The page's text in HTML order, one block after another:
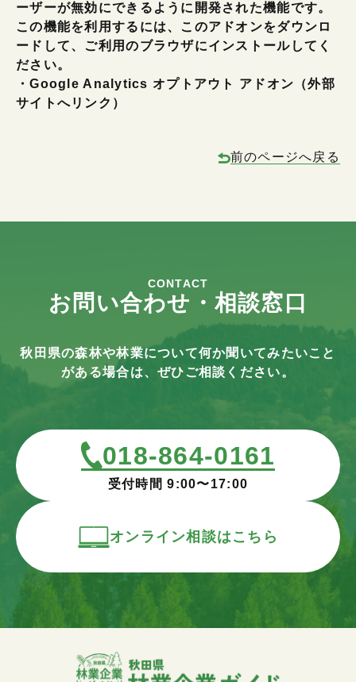
ーザーが無効にできるように開発された機能です。
この機能を利用するには、このアドオンをダウンロ
ードして、ご利用のブラウザにインストールしてく
ださい。
・Google Analytics オプトアウト アドオン（外部
サイトへリンク）
前のページへ戻る
CONTACT
お問い合わせ・相談窓口
秋田県の森林や林業について何か聞いてみたいこと
がある場合は、ぜひご相談ください。
018-864-0161
受付時間 9:00〜17:00
オンライン相談はこちら